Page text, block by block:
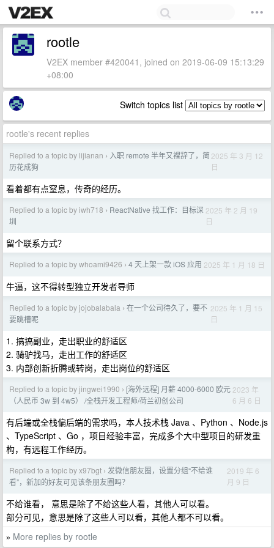
rootle
V2EX member #420041, joined on 2019-06-09 15:13:29
+08:00
Switch topics list
rootle's recent replies
Replied to a topic by lijianan › 入职 remote 半年又裸辞了，简
历花成狗
2025 年 3 月 12
日
看着都有点窒息，传奇的经历。
Replied to a topic by iwh718 › ReactNative 找工作：目标深
圳
2025 年 2 月 19
日
留个联系方式？
Replied to a topic by whoami9426 › 4 天上架一款 iOS 应用 2025 年 1 月 18 日
牛逼，这不得转型独立开发者导师
Replied to a topic by jojobalabala › 在一个公司待久了，要不
要跳槽呢
2025 年 1 月 15
日
1. 搞搞副业，走出职业的舒适区
2. 骑驴找马，走出工作的舒适区
3. 内部创新折腾或转岗，走出岗位的舒适区
Replied to a topic by jingwei1990 › [海外远程] 月薪 4000-6000 欧元
（人民币 3w 到 4w5） /全栈开发工程师/荷兰初创公司
2023 年
6 月 6 日
有后端或全栈偏后端的需求吗，本人技术栈 Java 、Python 、Node.js
、TypeScript 、Go ，项目经验丰富，完成多个大中型项目的研发重
构，有远程工作经历。
Replied to a topic by x97bgt › 发微信朋友圈，设置分组“不给谁
看”，新加的好友可见该条朋友圈吗？
2019 年 6
月 9 日
不给谁看， 意思是除了不给这些人看，其他人可以看。
部分可见，意思是除了这些人可以看，其他人都不可以看。
» More replies by rootle